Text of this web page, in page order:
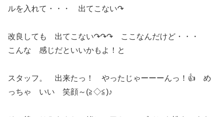
ルを入れて・・・ 出てこない↷
改良しても 出てこない↷↷↷ ここなんだけど・・・
こんな 感じだといいかもよ！と
スタッフ。 出来たっ！ やったじゃーーーんっ！👍 め
っちゃ いい 笑顔～(≧◇≦)♪